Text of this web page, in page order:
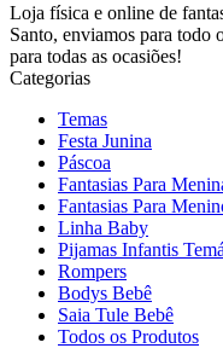
Loja física e online de
Santo, enviamos para todo
para todas as ocasiões!
Categorias
Temas
Festa Junina
Páscoa
Fantasias Para
Fantasias Para
Linha Baby
Pijamas Infantis
Rompers
Bodys Bebê
Saia Tule Bebê
Todos os Produtos